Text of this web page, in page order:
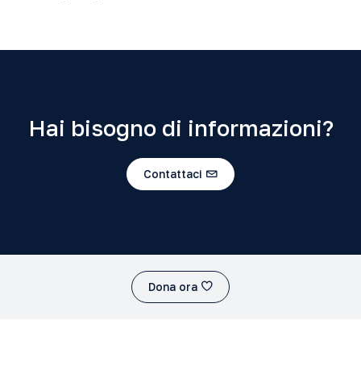
Hai bisogno di informazioni?
Contattaci
Dona ora